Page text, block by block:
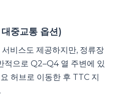
중교통 옵션)
비스도 제공하지만, 정류장
적으로 Q2–Q4 열 주변에 있
허브로 이동한 후 TTC 지